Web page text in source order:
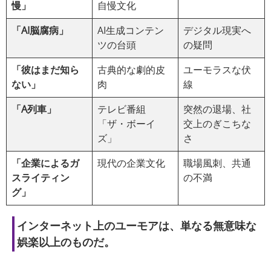
慢」
自慢文化
「AI脳腐病」
AI生成コンテン
ツの台頭
デジタル現実へ
の疑問
「彼はまだ知ら
ない」
古典的な劇的皮
肉
ユーモラスな伏
線
「A列車」
テレビ番組
「ザ・ボーイ
ズ」
突然の退場、社
交上のぎこちな
さ
「企業によるガ
スライティン
グ」
現代の企業文化
職場風刺、共通
の不満
インターネット上のユーモアは、単なる無意味な
娯楽以上のものだ。